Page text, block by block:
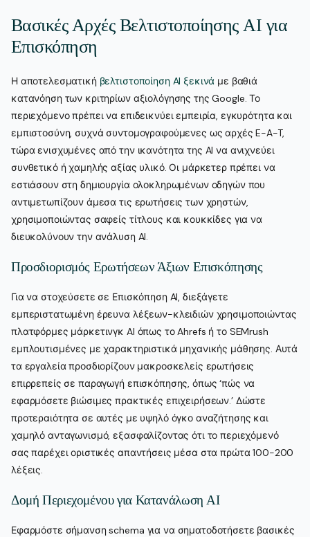
Βασικές Αρχές Βελτιστοποίησης AI για
Επισκόπηση
Η αποτελεσματική βελτιστοποίηση AI ξεκινά με βαθιά
κατανόηση των κριτηρίων αξιολόγησης της Google. Το
περιεχόμενο πρέπει να επιδεικνύει εμπειρία, εγκυρότητα και
εμπιστοσύνη, συχνά συντομογραφούμενες ως αρχές E-A-T,
τώρα ενισχυμένες από την ικανότητα της AI να ανιχνεύει
συνθετικό ή χαμηλής αξίας υλικό. Οι μάρκετερ πρέπει να
εστιάσουν στη δημιουργία ολοκληρωμένων οδηγών που
αντιμετωπίζουν άμεσα τις ερωτήσεις των χρηστών,
χρησιμοποιώντας σαφείς τίτλους και κουκκίδες για να
διευκολύνουν την ανάλυση AI.
Προσδιορισμός Ερωτήσεων Άξιων Επισκόπησης
Για να στοχεύσετε σε Επισκόπηση AI, διεξάγετε
εμπεριστατωμένη έρευνα λέξεων-κλειδιών χρησιμοποιώντας
πλατφόρμες μάρκετινγκ AI όπως το Ahrefs ή το SEMrush
εμπλουτισμένες με χαρακτηριστικά μηχανικής μάθησης. Αυτά
τα εργαλεία προσδιορίζουν μακροσκελείς ερωτήσεις
επιρρεπείς σε παραγωγή επισκόπησης, όπως ‘πώς να
εφαρμόσετε βιώσιμες πρακτικές επιχειρήσεων.’ Δώστε
προτεραιότητα σε αυτές με υψηλό όγκο αναζήτησης και
χαμηλό ανταγωνισμό, εξασφαλίζοντας ότι το περιεχόμενό
σας παρέχει οριστικές απαντήσεις μέσα στα πρώτα 100-200
λέξεις.
Δομή Περιεχομένου για Κατανάλωση AI
Εφαρμόστε σήμανση schema για να σηματοδοτήσετε βασικές